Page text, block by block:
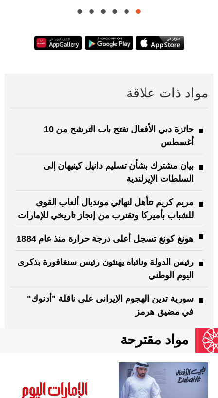
مواد ذات علاقة
جائزة دبي الأفعال تفتح باب الترشح من 10
أغسطس
بيان مشترك بشأن تسليم دانيل كينيهان إلى
السلطات الإيرلندية
مريم كريم تتأهل لنهائي مونديال ألعاب القوى
للشباب بأميركا وتقترب من إنجاز تاريخي للإمارات
هونغ كونغ تسجل أعلى درجة حرارة منذ عام 1884
رئيس الدولة ونائباه يهنئون رئيس سنغافورة بذكرى
اليوم الوطني
سورية تدين الهجوم الإيراني على ناقلة "أدنوك"
في مضيق هرمز‏
مواد مقترحة